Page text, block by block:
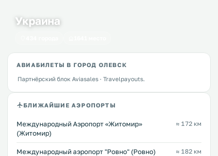
Украина
АВИАБИЛЕТЫ В ГОРОД ОЛЕВСК
Партнёрский блок Aviasales · Travelpayouts.
БЛИЖАЙШИЕ АЭРОПОРТЫ
Международный Аэропорт «Житомир»
(Житомир)
≈ 172 км
Междунарoдный аэропорт "Ровно" (Ровно) ≈ 182 км